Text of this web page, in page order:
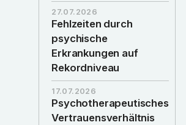
27.07.2026
Fehlzeiten durch
psychische
Erkrankungen auf
Rekordniveau
17.07.2026
Psychotherapeutisches
Vertrauensverhältnis